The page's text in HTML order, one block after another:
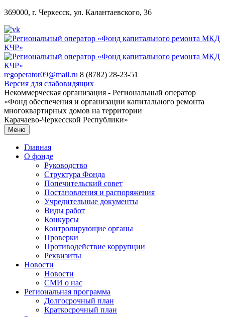
369000, г. Черкесск, ул. Калантаевского, 36
regoperator09@mail.ru 8 (8782) 28-23-51
Версия для слабовидящих
Некоммерческая организация - Региональный оператор
«Фонд обеспечения и организации капитального ремонта
многоквартирных домов на территории
Карачаево-Черкесской Республики»
Меню
Главная
О фонде
Руководство
Структура Фонда
Попечительский совет
Постановления и распоряжения
Учредительные документы
Виды работ
Конкурсы
Контролирующие органы
Проверки
Противодействие коррупции
Реквизиты
Новости
Новости
СМИ о нас
Региональная программа
Долгосрочный план
Краткосрочный план